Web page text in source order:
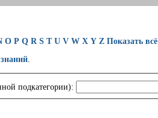
O P Q R S T U V W X Y Z Показать всё
.
подкатегории):